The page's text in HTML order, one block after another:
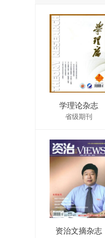
学理论杂志
省级期刊
资治文摘杂志